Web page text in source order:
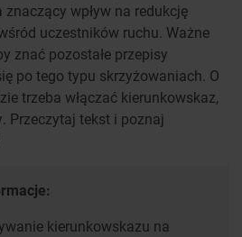
wpływ na redukcję
uczestników ruchu. Ważne
znać pozostałe przepisy
po tego typu skrzyżowaniach. O
trzeba włączać kierunkowskaz,
Przeczytaj tekst i poznaj
kierunkowskazu na